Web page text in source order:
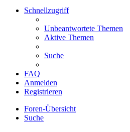
Schnellzugriff
Unbeantwortete Themen
Aktive Themen
Suche
FAQ
Anmelden
Registrieren
Foren-Übersicht
Suche